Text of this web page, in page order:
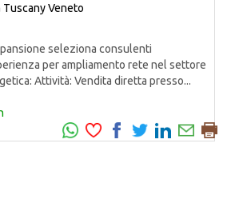
TuscanyVeneto
seleziona consulenti
per ampliamento rete nel settore
Attività: Vendita diretta presso...